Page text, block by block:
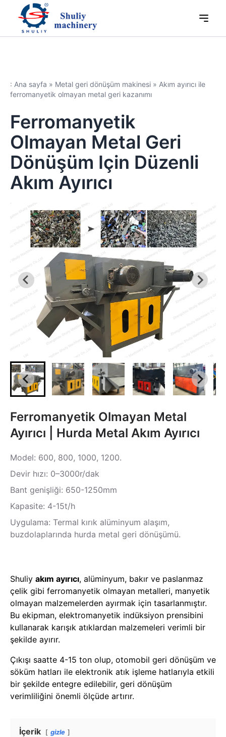
: Ana sayfa » Metal geri dönüşüm makinesi » Akım ayırıcı ile
ferromanyetik olmayan metal geri kazanımı
Ferromanyetik
Olmayan Metal Geri
Dönüşüm Için Düzenli
Akım Ayırıcı
Ferromanyetik Olmayan Metal
Ayırıcı | Hurda Metal Akım Ayırıcı
Model: 600, 800, 1000, 1200.
Devir hızı: 0–3000r/dak
Bant genişliği: 650-1250mm
Kapasite: 4-15t/h
Uygulama: Termal kırık alüminyum alaşım,
buzdolaplarında hurda metal geri dönüşümü.
Shuliy akım ayırıcı, alüminyum, bakır ve paslanmaz
çelik gibi ferromanyetik olmayan metalleri, manyetik
olmayan malzemelerden ayırmak için tasarlanmıştır.
Bu ekipman, elektromanyetik indüksiyon prensibini
kullanarak karışık atıklardan malzemeleri verimli bir
şekilde ayırır.
Çıkışı saatte 4-15 ton olup, otomobil geri dönüşüm ve
söküm hatları ile elektronik atık işleme hatlarıyla etkili
bir şekilde entegre edilebilir, geri dönüşüm
verimliliğini önemli ölçüde artırır.
İçerik gizle